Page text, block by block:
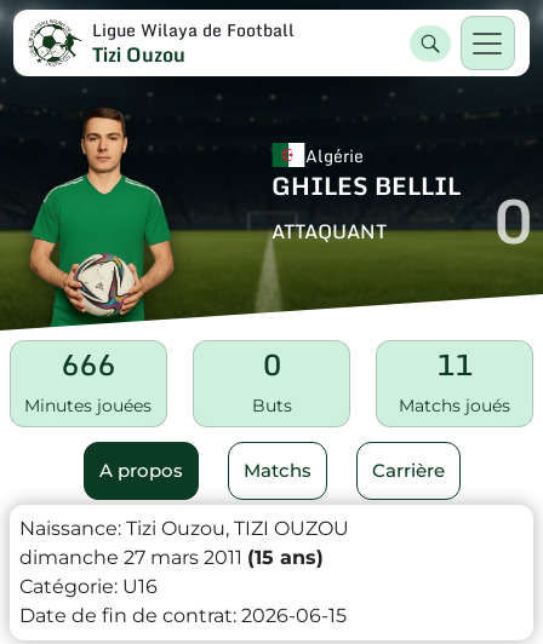
Ligue Wilaya de Football
Tizi Ouzou
Algérie
GHILES BELLIL
ATTAQUANT 0
666
Minutes jouées
0
Buts
11
Matchs joués
A propos Matchs Carrière
Naissance: Tizi Ouzou, TIZI OUZOU
dimanche 27 mars 2011 (15 ans)
Catégorie: U16
Date de fin de contrat: 2026-06-15